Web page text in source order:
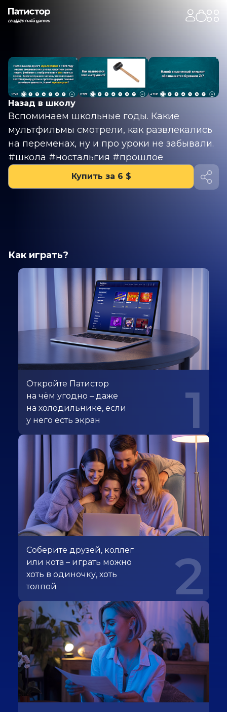
Назад в школу
Вспоминаем школьные годы. Какие
мультфильмы смотрели, как развлекались
на переменах, ну и про уроки не забывали.
#школа #ностальгия #прошлое
Купить за 6 $
Как играть?
Откройте Патистор
на чём угодно – даже
на холодильнике, если
у него есть экран
1
Соберите друзей, коллег
или кота – играть можно
хоть в одиночку, хоть
толпой
2